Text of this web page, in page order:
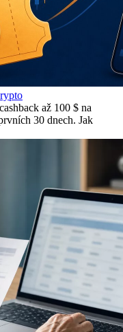
až 100 $ na
30 dnech. Jak